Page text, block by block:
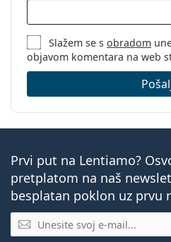
Slažem se sobradom
objavom komentara na web
Prvi put na Lentiamo?
pretplatom na naš
besplatan poklon uz prvu
E-mail